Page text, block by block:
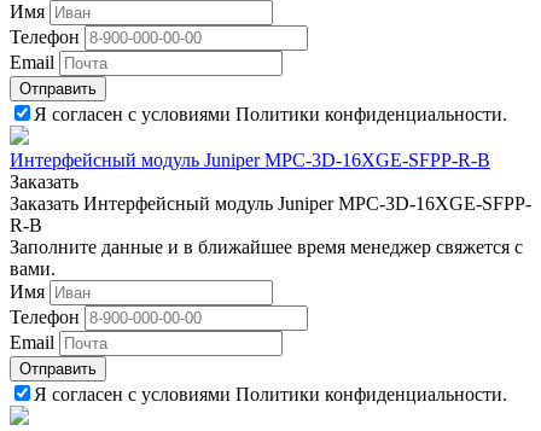
Имя
Телефон
Email
Отправить
Я согласен с условиями Политики конфиденциальности.
Интерфейсный модуль Juniper MPC-3D-16XGE-SFPP-R-B
Заказать
Заказать Интерфейсный модуль Juniper MPC-3D-16XGE-SFPP-
R-B
Заполните данные и в ближайшее время менеджер свяжется с
вами.
Имя
Телефон
Email
Отправить
Я согласен с условиями Политики конфиденциальности.